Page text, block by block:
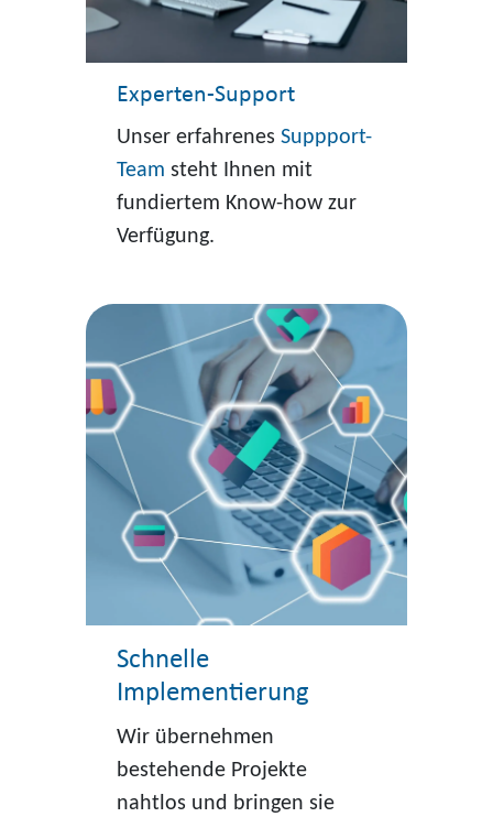
Experten-Support
Unser erfahrenes Suppport-
Team steht Ihnen mit
fundiertem Know-how zur
Verfügung.
Schnelle
Implementierung
Wir übernehmen
bestehende Projekte
nahtlos und bringen sie